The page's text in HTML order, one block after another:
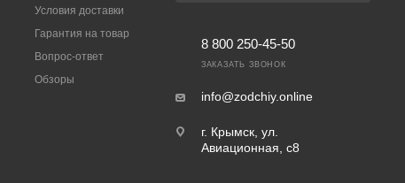
Условия доставки
Гарантия на товар
Вопрос-ответ
Обзоры
8 800 250-45-50
ЗАКАЗАТЬ ЗВОНОК
info@zodchiy.online
г. Крымск, ул.
Авиационная, с8